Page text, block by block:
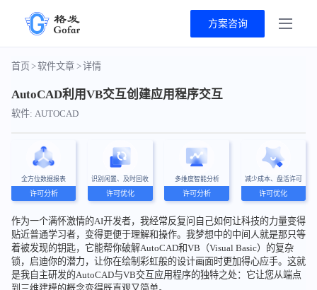
方案咨询
首页>软件文章 >详情
AutoCAD利用VB交互创建应用程序交互
软件: AUTOCAD
全方位数据报表
许可分析
识别闲置、及时回收
许可优化
多维度智能分析
许可分析
减少成本、盘活许可
许可优化
作为一个满怀激情的AI开发者，我经常反复问自己如何让科技的力量变得
贴近普通学习者，变得更便于理解和操作。我梦想中的中间人就是那只等
着被发现的钥匙，它能帮你破解AutoCAD和VB（Visual Basic）的复杂
锁，启迪你的潜力，让你在绘制彩虹般的设计画面时更加得心应手。这就
是我自主研发的AutoCAD与VB交互应用程序的独特之处：它让您从端点